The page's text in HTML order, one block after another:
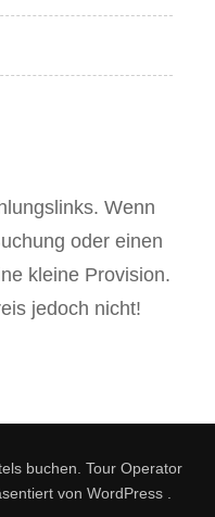
Wenn
oder einen
kleine Provision.
jedoch nicht!
buchen. Tour Operator
von WordPress.